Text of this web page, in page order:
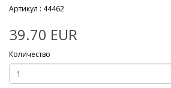
Артикул : 44462
39.70 EUR
Количество